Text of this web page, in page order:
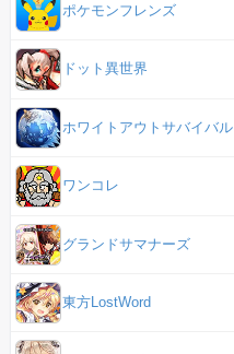
ポケモンフレンズ
ドット異世界
ホワイトアウトサバイバル
ワンコレ
グランドサマナーズ
東方LostWord